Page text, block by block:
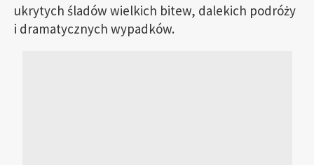
ukrytych śladów wielkich bitew, dalekich podróży
i dramatycznych wypadków.